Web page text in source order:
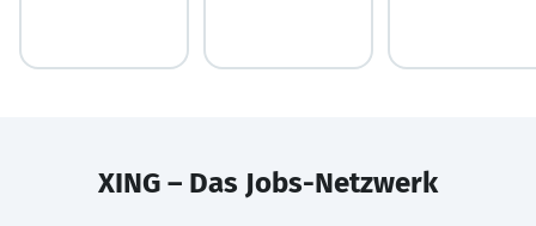
XING – Das Jobs-Netzwerk